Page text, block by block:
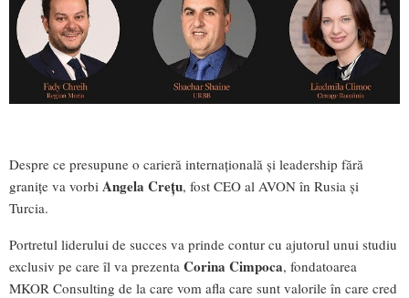
Despre ce presupune o carieră internaţională şi leadership fără
graniţe va vorbi Angela Creţu, fost CEO al AVON în Rusia şi
Turcia.
Portretul liderului de succes va prinde contur cu ajutorul unui studiu
exclusiv pe care îl va prezenta Corina Cimpoca, fondatoarea
MKOR Consulting de la care vom afla care sunt valorile în care cred